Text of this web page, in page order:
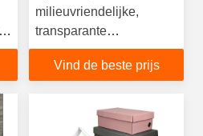
milieuvriendelijke,
transparante
schoenendoos met
wascoating en blanco
Vind de beste prijs